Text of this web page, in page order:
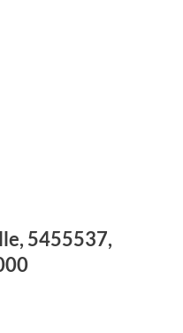
5455537,